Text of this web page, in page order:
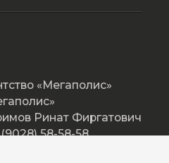
«Мегаполис»
Ринат Фиргатович
58-58-58